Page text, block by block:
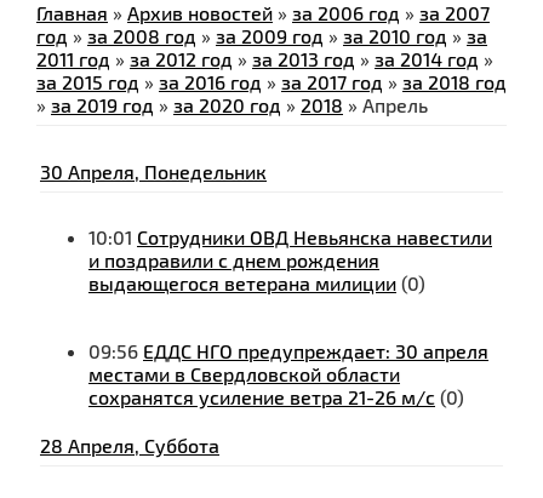
Главная » Архив новостей » за 2006 год » за 2007
год » за 2008 год » за 2009 год » за 2010 год » за
2011 год » за 2012 год » за 2013 год » за 2014 год »
за 2015 год » за 2016 год » за 2017 год » за 2018 год
» за 2019 год » за 2020 год » 2018 » Апрель
30 Апреля, Понедельник
10:01 Сотрудники ОВД Невьянска навестили
и поздравили с днем рождения
выдающегося ветерана милиции (0)
09:56 ЕДДС НГО предупреждает: 30 апреля
местами в Свердловской области
сохранятся усиление ветра 21-26 м/с (0)
28 Апреля, Суббота